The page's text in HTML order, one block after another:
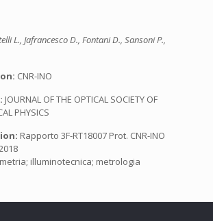
L., Jafrancesco D., Fontani D., Sansoni P.,
CNR-INO
JOURNAL OF THE OPTICAL SOCIETY OF
PHYSICS
Rapporto 3F-RT18007 Prot. CNR-INO
illuminotecnica; metrologia